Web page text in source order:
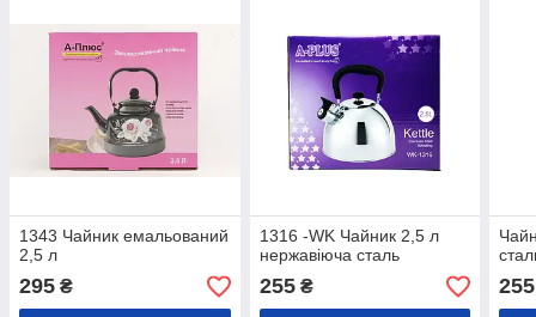
1343 Чайник емальований
2,5 л
295 ₴
1316 -WK Чайник 2,5 л
нержавіюча сталь
255₴ 255